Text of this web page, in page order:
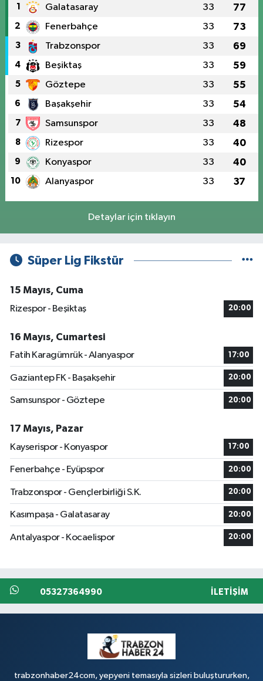
1 Galatasaray 33 77
2 Fenerbahçe 33 73
3 Trabzonspor 33 69
4 Beşiktaş 33 59
5 Göztepe 33 55
6 Başakşehir 33 54
7 Samsunspor 33 48
8 Rizespor 33 40
9 Konyaspor 33 40
10 Alanyaspor 33 37
Detaylar için tıklayın
Süper Lig Fikstür
15 Mayıs, Cuma
Rizespor - Beşiktaş
20:00
16 Mayıs, Cumartesi
Fatih Karagümrük - Alanyaspor
17:00
Gaziantep FK - Başakşehir 20:00
Samsunspor - Göztepe 20:00
17 Mayıs, Pazar
Kayserispor - Konyaspor
17:00
Fenerbahçe - Eyüpspor 20:00
Trabzonspor - Gençlerbirliği S.K. 20:00
Kasımpaşa - Galatasaray 20:00
Antalyaspor - Kocaelispor 20:00
05327364990 İLETIŞIM
trabzonhaber24com, yepyeni temasıyla sizleri buluştururken,